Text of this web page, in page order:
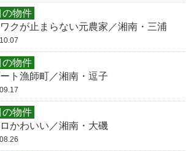
の物件
クが止まらない元農家／湘南・三浦
の物件
ト漁師町／湘南・逗子
の物件
かわいい／湘南・大磯